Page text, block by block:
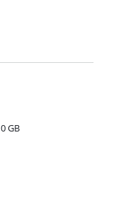
0 GB